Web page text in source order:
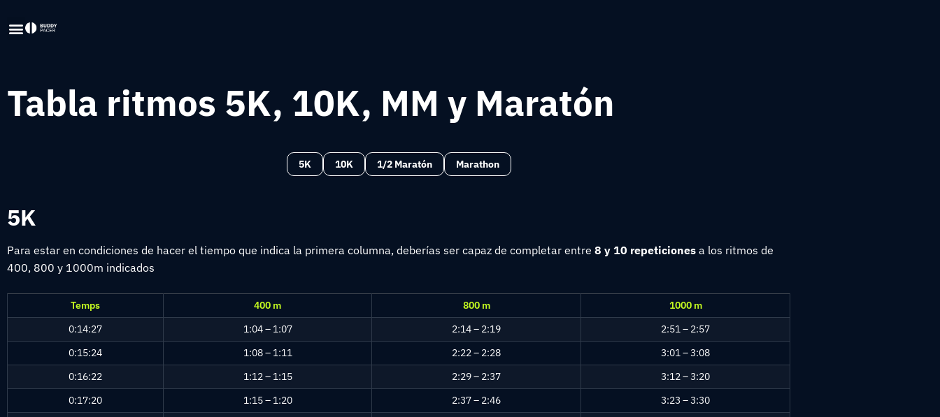
Tabla ritmos 5K, 10K, MM y Maratón
5K 10K 1/2 Maratón Marathon
5K
Para estar en condiciones de hacer el tiempo que indica la primera columna, deberías ser capaz de completar entre 8 y 10 repeticiones a los ritmos de
400, 800 y 1000m indicados
Temps 400 m 800 m
1000 m
0:14:27
1:04 – 1:07 2:14 – 2:19
2:51 – 2:57
0:15:24
1:08 – 1:11 2:22 – 2:28
3:01 – 3:08
0:16:22
1:12 – 1:15 2:29 – 2:37
3:12 – 3:20
0:17:20
1:15 – 1:20 2:37 – 2:46
3:23 – 3:30